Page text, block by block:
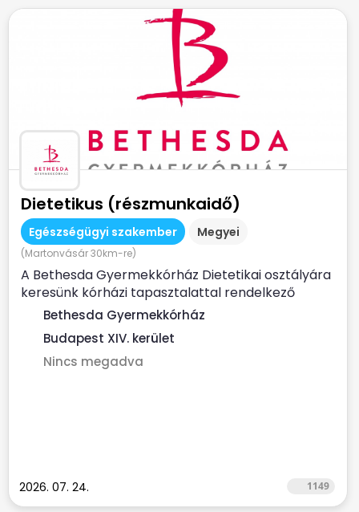
Dietetikus (részmunkaidő)
Egészségügyi szakember Megyei
(Martonvásár 30km-re)
A Bethesda Gyermekkórház Dietetikai osztályára
keresünk kórházi tapasztalattal rendelkező
dietetikus...
Bethesda Gyermekkórház
Budapest XIV. kerület
Nincs megadva
2026. 07. 24. 1149